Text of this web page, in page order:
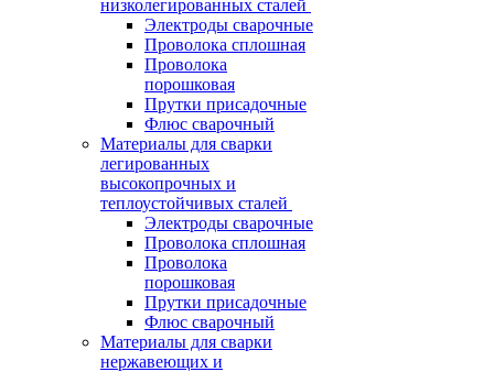
низколегированных сталей
Электроды сварочные
Проволока сплошная
Проволока
порошковая
Прутки присадочные
Флюс сварочный
Материалы для сварки
легированных
высокопрочных и
теплоустойчивых сталей
Электроды сварочные
Проволока сплошная
Проволока
порошковая
Прутки присадочные
Флюс сварочный
Материалы для сварки
нержавеющих и